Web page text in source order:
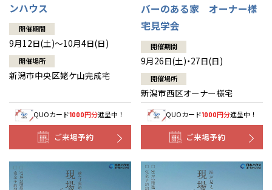
ンハウス
開催期間
9月12日(土)～10月4日(日)
開催場所
新潟市中央区姥ケ山完成宅
QUOカード1000円分進呈中！
ご来場予約
バーのある家 オーナー様
宅見学会
開催期間
9月26日(土)・27日(日)
開催場所
新潟市西区オーナー様宅
QUOカード1000円分進呈中！
ご来場予約